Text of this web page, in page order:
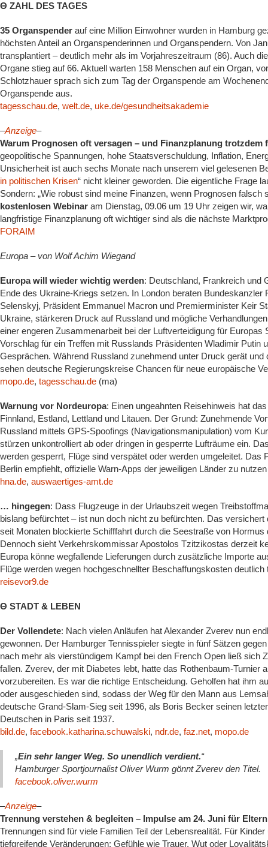
Θ ZAHL DES TAGES
35 Organspender auf eine Million Einwohner wurden in Hamburg
höchsten Anteil an Organspenderinnen und Organspendern. Von
transplantiert – deutlich mehr als im Vorjahreszeitraum (86). Auch
Organe stieg auf 66. Aktuell warten 158 Menschen auf ein Organ,
Schlotzhauer sprach sich zum Tag der Organspende am
Organspende aus.
tagesschau.de, welt.de, uke.de/gesundheitsakademie
–Anzeige–
Warum Prognosen oft versagen – und Finanzplanung trotzdem
geopolitische Spannungen, hohe Staatsverschuldung, Inflation,
Unsicherheit ist auch sechs Monate nach unserem viel gelesenen
in politischen Krisen“ nicht kleiner geworden. Die eigentliche Frage
Sondern: „Wie robust sind meine Finanzen, wenn Prognosen falsch
kostenlosen Webinar am Dienstag, 09.06 um 19 Uhr zeigen wir,
langfristige Finanzplanung oft wichtiger sind als die nächste
FORAIM
Europa – von Wolf Achim Wiegand
Europa will wieder wichtig werden: Deutschland, Frankreich und
Ende des Ukraine-Kriegs setzen. In London beraten
Selenskyj, Präsident Emmanuel Macron und Premierminister Keir
Ukraine, stärkeren Druck auf Russland und mögliche
einer engeren Zusammenarbeit bei der Luftverteidigung für
Vorschlag für ein Treffen mit Russlands Präsidenten Wladimir Putin
Gesprächen. Während Russland zunehmend unter Druck gerät
sehen deutsche Regierungskreise Chancen für neue europäische
mopo.de, tagesschau.de (ma)
Warnung vor Nordeuropa: Einen ungeahnten Reisehinweis hat
Finnland, Estland, Lettland und Litauen. Der Grund: Zunehmende
Russland mittels GPS-Spoofings (Navigationsmanipulation) vom
stürzen unkontrolliert ab oder dringen in gesperrte Lufträume ein.
werden gesperrt, Flüge sind verspätet oder werden umgeleitet. Das
Berlin empfiehlt, offizielle Warn-Apps der jeweiligen Länder zu
hna.de, auswaertiges-amt.de
… hingegen: Dass Flugzeuge in der Urlaubszeit wegen
bislang befürchtet – ist nun doch nicht zu befürchten. Das
seit Monaten blockierte Schifffahrt durch die Seestraße von
Dennoch sieht Verkehrskommissar Apostolos Tzitzikostas derzeit
Europa könne wegfallende Lieferungen durch zusätzliche Importe
Flüge werden wegen hochgeschnellter Beschaffungskosten deutlich
reisevor9.de
Θ STADT & LEBEN
Der Vollendete: Nach vielen Anläufen hat Alexander Zverev nun
gewonnen. Der Hamburger Tennisspieler siegte in fünf Sätzen
nach mehr als vierstündigem Kampf bei den French Open ließ sich
fallen. Zverev, der mit Diabetes lebt, hatte das Rothenbaum-Turnier
vorzubereiten. Es war die richtige Entscheidung. Geholfen hat ihm
oder ausgeschieden sind, sodass der Weg für den Mann aus
deutsche Grand-Slam-Sieg seit 1996, als Boris Becker seinen
Deutschen in Paris seit 1937.
bild.de, facebook.katharina.schuwalski, ndr.de, faz.net, mopo.de
„Ein sehr langer Weg. So unendlich verdient.“
Hamburger Sportjournalist Oliver Wurm gönnt Zverev den Titel.
facebook.oliver.wurm
–Anzeige–
Trennung verstehen & begleiten – Impulse am 24. Juni für
Trennungen sind für viele Familien Teil der Lebensrealität. Für
tiefgreifende Veränderungen: Gefühle wie Trauer, Wut oder